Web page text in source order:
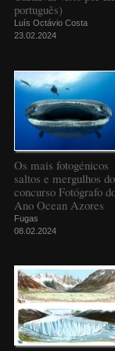
português)
Luís Octávio Costa
23.02.2024
Os mais fotogénicos
saltos e mergulhos do
concurso Fotógrafo
Ano Ocean Azores
Fugas
08.02.2024